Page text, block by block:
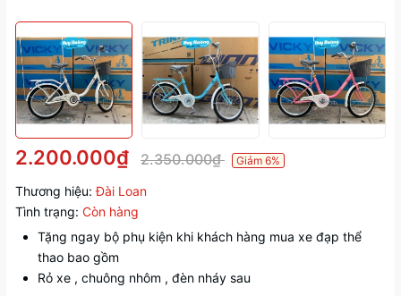
2.200.000₫ 2.350.000₫ Giảm 6%
Thương hiệu: Đài Loan
Tình trạng: Còn hàng
Tặng ngay bộ phụ kiện khi khách hàng mua xe đạp thể
thao bao gồm
Rỏ xe , chuông nhôm , đèn nháy sau